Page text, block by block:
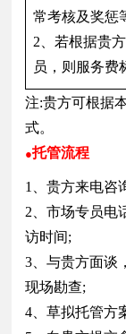
常考核及奖惩
2、若根据贵
员，则服务费
注:贵方可根据
式。
●托管流程
1、贵方来电咨
2、市场专员电
访时间;
3、与贵方面谈
现场勘查;
4、草拟托管方